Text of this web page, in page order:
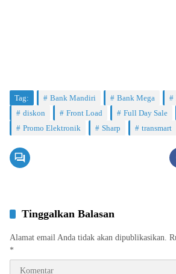
Tag: Bank Mandiri Bank Mega
diskon
Front Load Full Day Sale
Promo Elektronik
Sharp transmart
Tinggalkan Balasan
Alamat email Anda tidak akan dipublikasikan.
*